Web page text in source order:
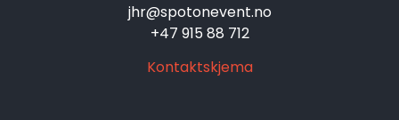
jhr@spotonevent.no
+47 915 88 712
Kontaktskjema